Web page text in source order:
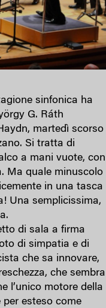
sinfonica ha
G. Ráth
martedì scorso
Si tratta di
a mani vuote, con
Ma quale minuscolo
in una tasca
Una semplicissima,
di sala a firma
di simpatia e di
che sa innovare,
che sembra
l’unico motore della
esteso come